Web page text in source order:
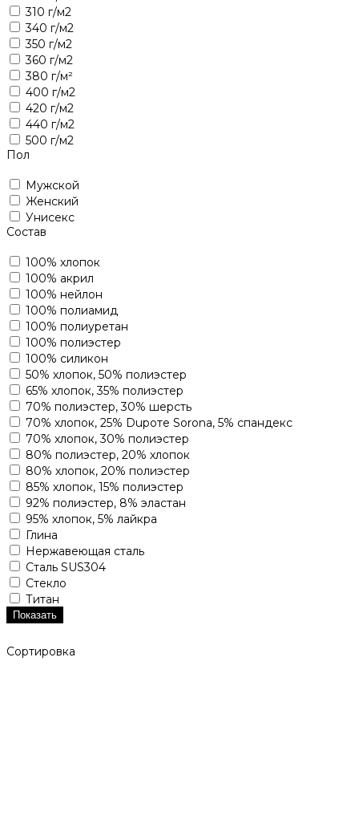
310 г/м2
340 г/м2
350 г/м2
360 г/м2
380 г/м²
400 г/м2
420 г/м2
440 г/м2
500 г/м2
Пол
Мужской
Женский
Унисекс
Состав
100% хлопок
100% акрил
100% нейлон
100% полиамид
100% полиуретан
100% полиэстер
100% силикон
50% хлопок, 50% полиэстер
65% хлопок, 35% полиэстер
70% полиэстер, 30% шерсть
70% хлопок, 25% Dupoте Sorona, 5% спандекс
70% хлопок, 30% полиэстер
80% полиэстер, 20% хлопок
80% хлопок, 20% полиэстер
85% хлопок, 15% полиэстер
92% полиэстер, 8% эластан
95% хлопок, 5% лайкра
Глина
Нержавеющая сталь
Сталь SUS304
Стекло
Титан
Показать
Сортировка